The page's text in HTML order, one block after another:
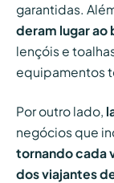
garantidas.
deram lugar ao
lençóis e
equipamentos
Por outro lado,
negócios que
tornando cada
dos viajantes